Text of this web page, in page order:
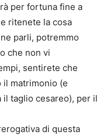
per fortuna fine a
ritenete la cosa
parli, potremmo
che non vi
sentirete che
il matrimonio (e
taglio cesareo), per il
di questa